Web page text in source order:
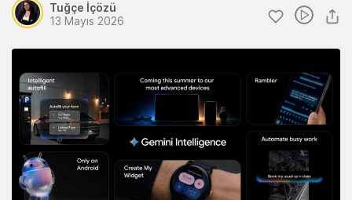
Tuğçe İçözü
13 Mayıs 2026